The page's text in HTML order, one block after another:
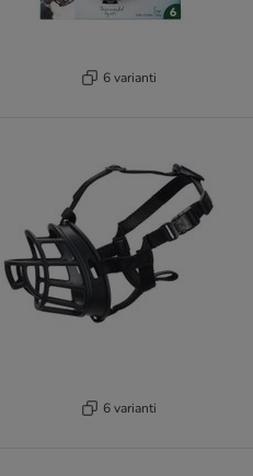
6 varianti
6 varianti